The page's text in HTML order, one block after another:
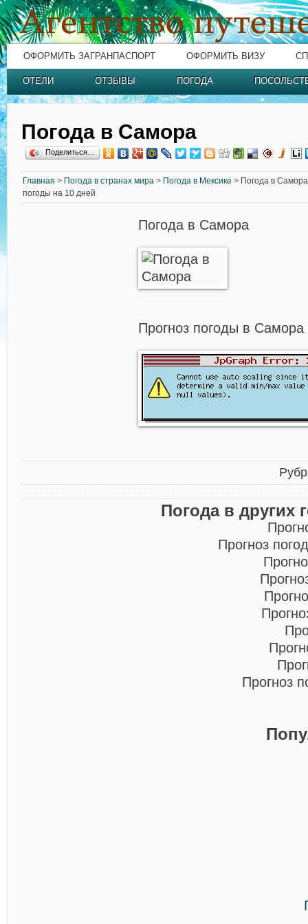
ОФОРМИТЬ ЗАГРАНПАСПОРТ ОФОРМИТЬ ВИЗУ
ОТЕЛИ ОТЗЫВЫ ПОГОДА
Погода в Самора
Поделиться…
Главная > Погода в странах мира > Погода в Мексике > Погода в
погоды на 10 дней
Погода в Самора
Прогноз погоды в
Погода в других
Прогноз
Прогноз